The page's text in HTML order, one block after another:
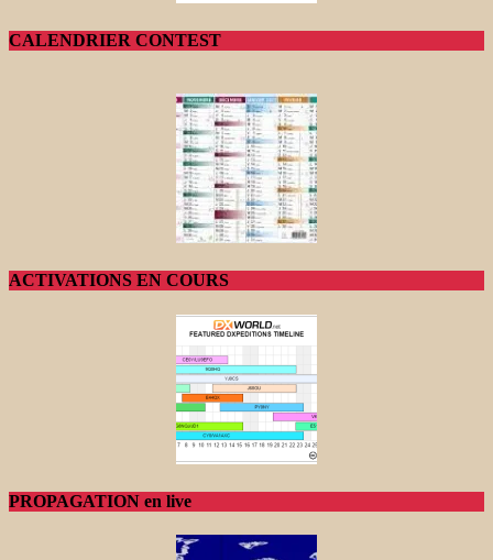
CALENDRIER CONTEST
ACTIVATIONS EN COURS
PROPAGATION en live